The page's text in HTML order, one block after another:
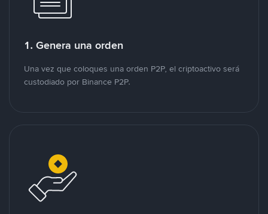
1. Genera una orden
Una vez que coloques una orden P2P, el criptoactivo será
custodiado por Binance P2P.